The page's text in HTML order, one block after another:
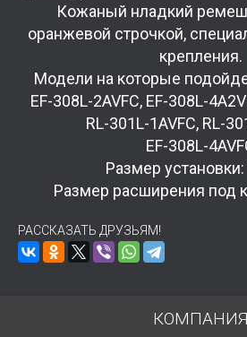
Кожаный нладкий
оранжевой строчкой,
крепления.
Модели на которые
EF-308L-2AVFC, EF-308L-
RL-301L-1AVFC, RL-
EF-308L-
Размер
Размер расширения под
РАССКАЗАТЬ ДРУЗЬЯМ!
КОМПАНИЯ